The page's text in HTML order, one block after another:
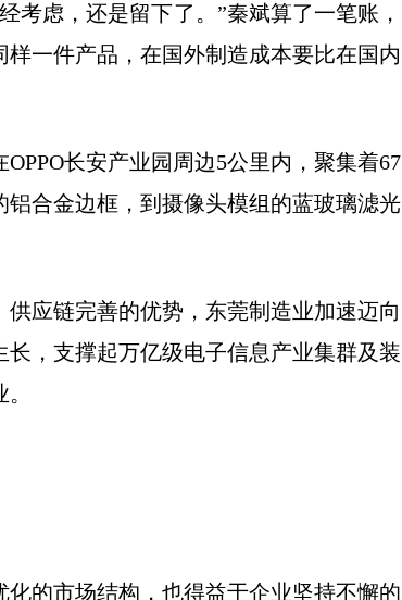
虑，还是留下了。”秦斌算了一笔账，
一件产品，在国外制造成本要比在国内
长安产业园周边5公里内，聚集着67
合金边框，到摄像头模组的蓝玻璃滤光
应链完善的优势，东莞制造业加速迈向
，支撑起万亿级电子信息产业集群及装
的市场结构，也得益于企业坚持不懈的